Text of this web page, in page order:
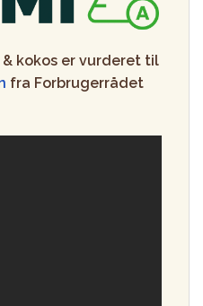
& kokos er vurderet til
fra Forbrugerrådet